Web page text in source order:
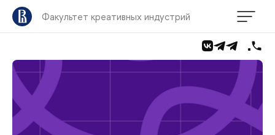
Факультет креативных индустрий